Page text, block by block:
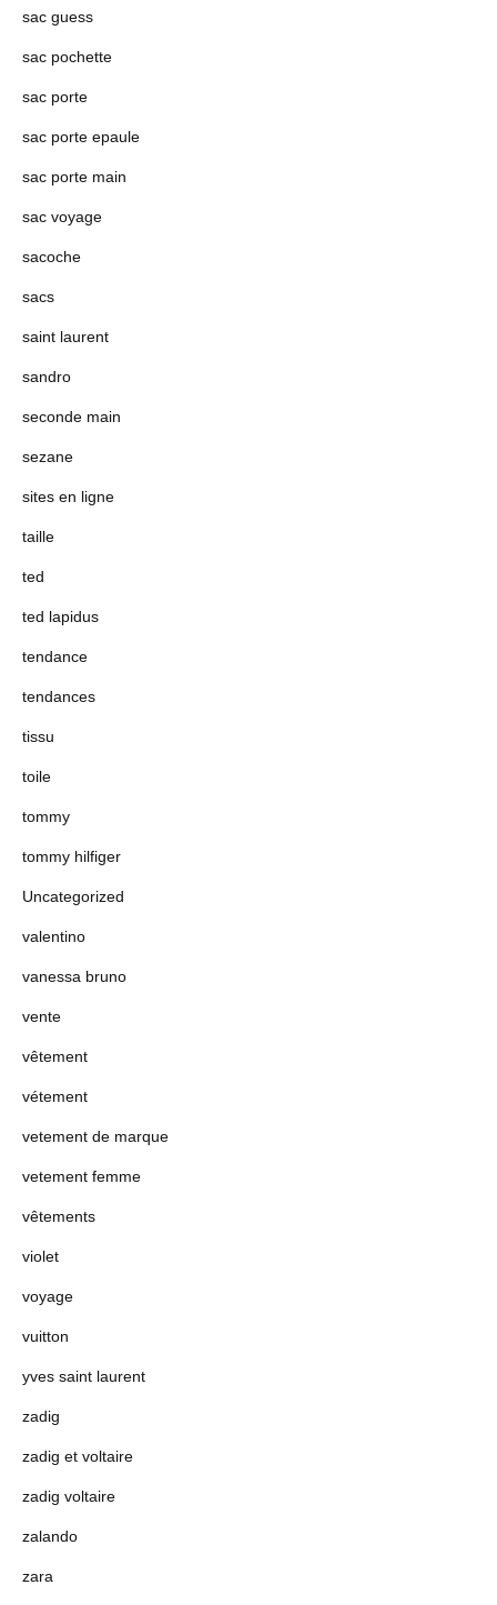
sac guess
sac pochette
sac porte
sac porte epaule
sac porte main
sac voyage
sacoche
sacs
saint laurent
sandro
seconde main
sezane
sites en ligne
taille
ted
ted lapidus
tendance
tendances
tissu
toile
tommy
tommy hilfiger
Uncategorized
valentino
vanessa bruno
vente
vêtement
vétement
vetement de marque
vetement femme
vêtements
violet
voyage
vuitton
yves saint laurent
zadig
zadig et voltaire
zadig voltaire
zalando
zara